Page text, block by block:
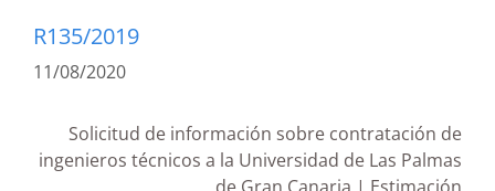
R135/2019
11/08/2020
Solicitud de información sobre contratación de
ingenieros técnicos a la Universidad de Las Palmas